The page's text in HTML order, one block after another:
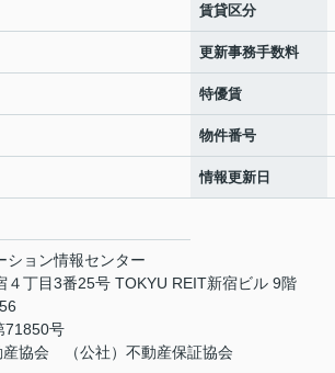
賃貸区分
更新事務手数料
特優賃
物件番号
情報更新日
ション情報センター
４丁目3番25号 TOKYU REIT新宿ビル 9階
71850号
産協会 （公社）不動産保証協会